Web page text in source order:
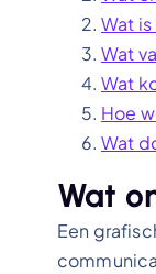
Wat
Wat
Wat
Hoe
Wat
Wat
Een